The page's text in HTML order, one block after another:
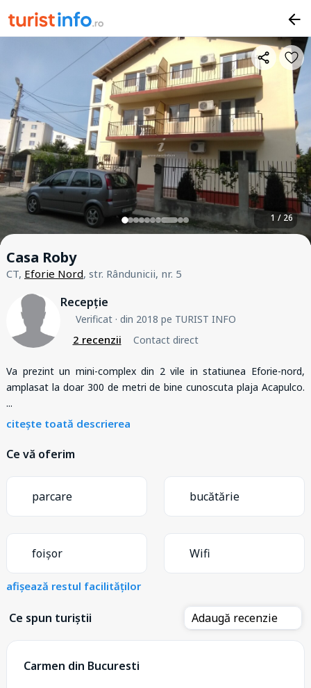
1 / 26
Casa Roby
CT, Eforie Nord, str. Rândunicii, nr. 5
Recepție
Verificat· din 2018 pe TURIST INFO
2 recenzii Contact direct
Va prezint un mini-complex din 2 vile in statiunea Eforie-nord,
amplasat la doar 300 de metri de bine cunoscuta plaja Acapulco.
...
citește toată descrierea
Ce vă oferim
parcare bucătărie
foișor Wifi
afișează restul facilităților
Ce spun turiștii Adaugă recenzie
Carmen din Bucuresti